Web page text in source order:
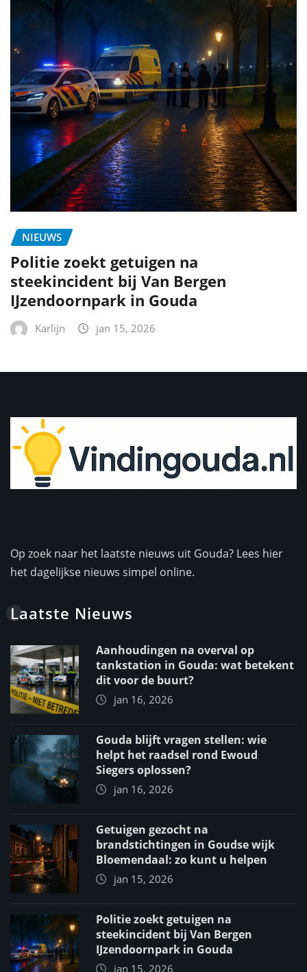
NIEUWS
Politie zoekt getuigen na
steekincident bij Van Bergen
IJzendoornpark in Gouda
Karlijn jan 15, 2026
Op zoek naar het laatste nieuws uit Gouda? Lees hier
het dagelijkse nieuws simpel online.
Laatste Nieuws
Aanhoudingen na overval op
tankstation in Gouda: wat betekent
dit voor de buurt?
jan 16, 2026
Gouda blijft vragen stellen: wie
helpt het raadsel rond Ewoud
Siegers oplossen?
jan 16, 2026
Getuigen gezocht na
brandstichtingen in Goudse wijk
Bloemendaal: zo kunt u helpen
jan 15, 2026
Politie zoekt getuigen na
steekincident bij Van Bergen
IJzendoornpark in Gouda
jan 15, 2026